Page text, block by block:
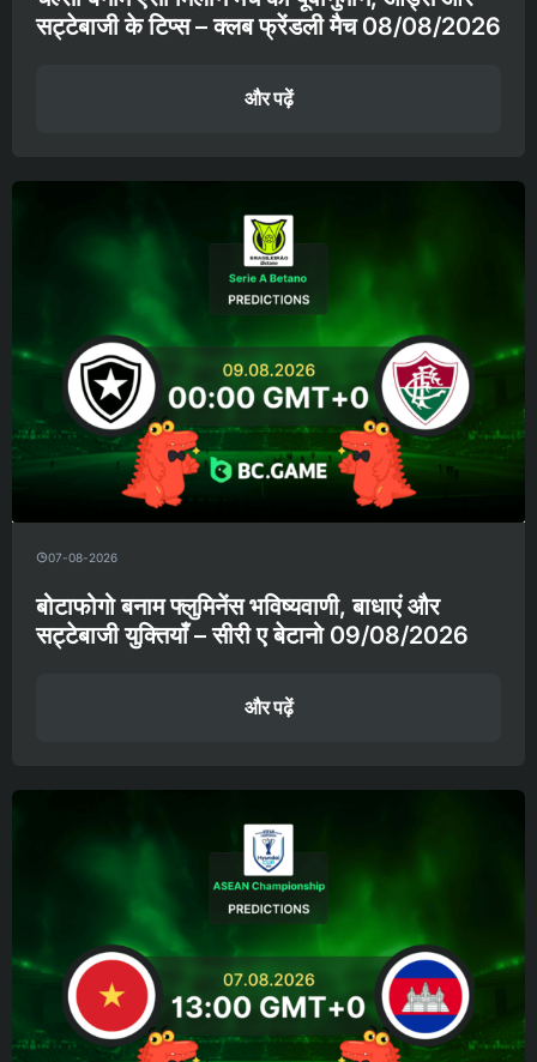
सट्टेबाजी के टिप्स – क्लब फ्रेंडली मैच 08/08/2026
और पढ़ें
07-08-2026
बोटाफोगो बनाम फ्लुमिनेंस भविष्यवाणी, बाधाएं और
सट्टेबाजी युक्तियाँ – सीरी ए बेटानो 09/08/2026
और पढ़ें